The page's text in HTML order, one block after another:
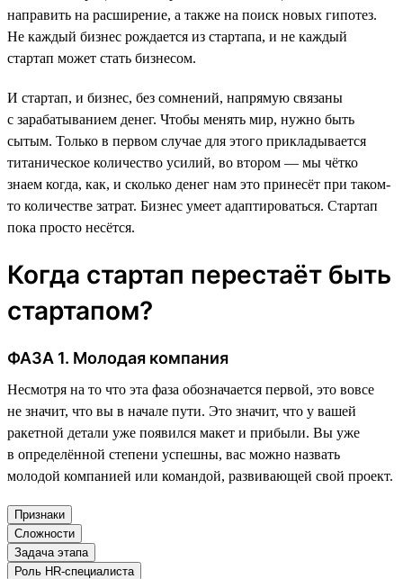
направить на расширение, а также на поиск новых гипотез.
Не каждый бизнес рождается из стартапа, и не каждый
стартап может стать бизнесом.
И стартап, и бизнес, без сомнений, напрямую связаны
с зарабатыванием денег. Чтобы менять мир, нужно быть
сытым. Только в первом случае для этого прикладывается
титаническое количество усилий, во втором — мы чётко
знаем когда, как, и сколько денег нам это принесёт при таком-
то количестве затрат. Бизнес умеет адаптироваться. Стартап
пока просто несётся.
Когда стартап перестаёт быть
стартапом?
ФАЗА 1. Молодая компания
Несмотря на то что эта фаза обозначается первой, это вовсе
не значит, что вы в начале пути. Это значит, что у вашей
ракетной детали уже появился макет и прибыли. Вы уже
в определённой степени успешны, вас можно назвать
молодой компанией или командой, развивающей свой проект.
Признаки
Сложности
Задача этапа
Роль HR-специалиста